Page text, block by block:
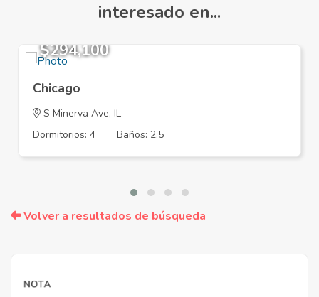
interesado en...
$294,100
Chicago
S Minerva Ave, IL
Dormitorios: 4
Baños: 2.5
Volver a resultados de búsqueda